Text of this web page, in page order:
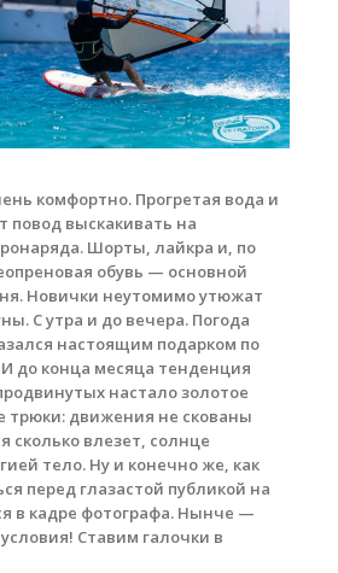
Контакты
комфортно. Прогретая вода и
повод выскакивать на
Шорты, лайкра и, по
обувь — основной
Новички неутомимо утюжат
С утра и до вечера. Погода
настоящим подарком по
до конца месяца тенденция
настало золотое
трюки: движения не скованы
сколько влезет, солнце
тело. Ну и конечно же, как
перед глазастой публикой на
в кадре фотографа. Нынче —
Ставим галочки в